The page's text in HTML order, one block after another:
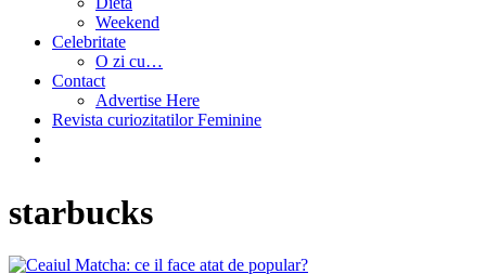
Weekend
Celebritate
O zi cu…
Contact
Advertise Here
Revista curiozitatilor Feminine
starbucks